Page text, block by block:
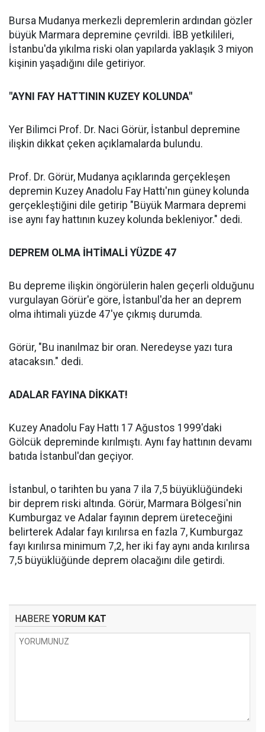
Bursa Mudanya merkezli depremlerin ardından gözler
büyük Marmara depremine çevrildi. İBB yetkilileri,
İstanbu'da yıkılma riski olan yapılarda yaklaşık 3 miyon
kişinin yaşadığını dile getiriyor.
"AYNI FAY HATTININ KUZEY KOLUNDA"
Yer Bilimci Prof. Dr. Naci Görür, İstanbul depremine
ilişkin dikkat çeken açıklamalarda bulundu.
Prof. Dr. Görür, Mudanya açıklarında gerçekleşen
depremin Kuzey Anadolu Fay Hattı'nın güney kolunda
gerçekleştiğini dile getirip "Büyük Marmara depremi
ise aynı fay hattının kuzey kolunda bekleniyor." dedi.
DEPREM OLMA İHTİMALİ YÜZDE 47
Bu depreme ilişkin öngörülerin halen geçerli olduğunu
vurgulayan Görür'e göre, İstanbul'da her an deprem
olma ihtimali yüzde 47'ye çıkmış durumda.
Görür, "Bu inanılmaz bir oran. Neredeyse yazı tura
atacaksın." dedi.
ADALAR FAYINA DİKKAT!
Kuzey Anadolu Fay Hattı 17 Ağustos 1999'daki
Gölcük depreminde kırılmıştı. Aynı fay hattının devamı
batıda İstanbul'dan geçiyor.
İstanbul, o tarihten bu yana 7 ila 7,5 büyüklüğündeki
bir deprem riski altında. Görür, Marmara Bölgesi'nin
Kumburgaz ve Adalar fayının deprem üreteceğini
belirterek Adalar fayı kırılırsa en fazla 7, Kumburgaz
fayı kırılırsa minimum 7,2, her iki fay aynı anda kırılırsa
7,5 büyüklüğünde deprem olacağını dile getirdi.
HABERE YORUM KAT